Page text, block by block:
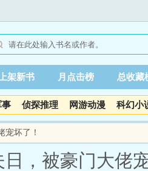
上架新书 月点击榜 总收藏
事 侦探推理 网游动漫 科幻小
宠坏了！
，被豪门大佬